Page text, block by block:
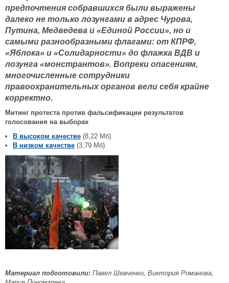
предпочтения собравшихся были выражены
далеко не только лозунгами в адрес Чурова,
Путина, Медведева и «Единой России», но и
самыми разнообразными флагами: от КПРФ,
«Яблока» и «Солидарности» до флажка ВДВ и
лозунга «монстрантов». Вопреки опасениям,
многочисленные сотрудники
правоохранительных органов вели себя крайне
корректно.
Митинг протеста против фальсификации результатов
голосования на выборах
В высоком качестве (8,22 Мб)
В низком качестве (3,79 Мб)
Материал подготовили: Павел Шевченко, Виктория Романова,